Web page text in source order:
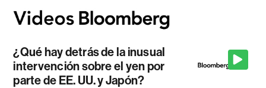
¿Qué hay detrás de la inusual
intervención sobre el yen por
parte de EE. UU. y Japón?